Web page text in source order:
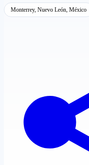
Monterrey, Nuevo León, México